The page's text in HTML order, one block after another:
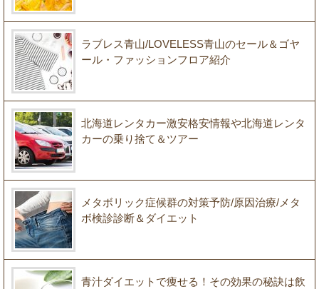
ラブレス青山/LOVELESS青山のセール＆ゴヤ
ール・ファッションフロア紹介
北海道レンタカー激安格安情報や北海道レンタ
カーの乗り捨て＆ツアー
メタボリック症候群の対策予防/原因治療/メタ
ボ検診診断＆ダイエット
青汁ダイエットで痩せる！その効果の秘訣は飲